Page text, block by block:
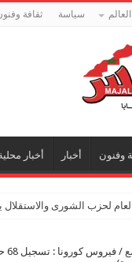
العالم سياسة ثقافة
وفنون أخبار أخبار
العام لحزب الشورى
/